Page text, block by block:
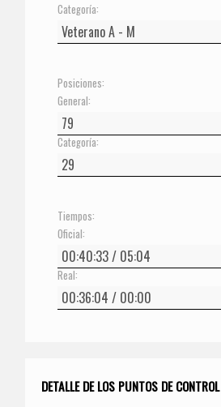
Categoría:
Posiciones:
General:
Categoría:
Tiempos:
Oficial:
Real:
DETALLE DE LOS PUNTOS DE CONTROL